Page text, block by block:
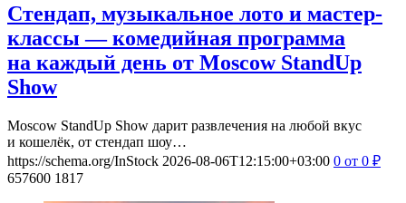
Стендап, музыкальное лото и мастер-
классы — комедийная программа
на каждый день от Moscow StandUp
Show
Moscow StandUp Show дарит развлечения на любой вкус
и кошелёк, от стендап шоу…
https://schema.org/InStock 2026-08-06T12:15:00+03:00 0 от 0 ₽
657600 1817